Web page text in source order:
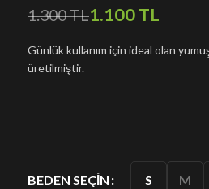
1.300TL1.100TL
Günlük kullanım için ideal olan
üretilmiştir.
BEDEN SEÇIN S M